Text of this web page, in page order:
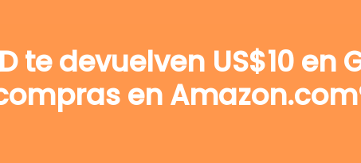
te devuelven US$10 en
en